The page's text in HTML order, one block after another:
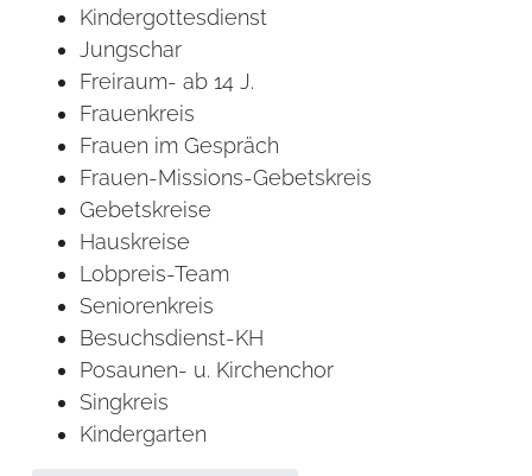
Kindergottesdienst
Jungschar
Freiraum- ab 14 J.
Frauenkreis
Frauen im Gespräch
Frauen-Missions-Gebetskreis
Gebetskreise
Hauskreise
Lobpreis-Team
Seniorenkreis
Besuchsdienst-KH
Posaunen- u. Kirchenchor
Singkreis
Kindergarten